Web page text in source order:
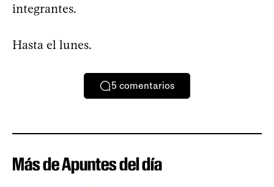
integrantes.
Hasta el lunes.
5 comentarios
Más de Apuntes del día